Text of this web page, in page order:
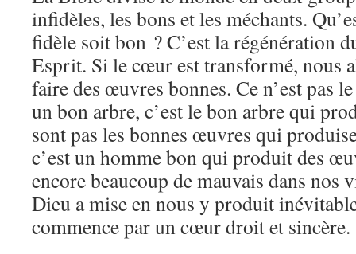
infidèles, les bons et les méchants.
fidèle soit bon ? C’est la régénération
Esprit. Si le cœur est transformé, nous
faire des œuvres bonnes. Ce n’est pas
un bon arbre, c’est le bon arbre qui
sont pas les bonnes œuvres qui
c’est un homme bon qui produit des
encore beaucoup de mauvais dans nos
Dieu a mise en nous y produit
commence par un cœur droit et sincère.